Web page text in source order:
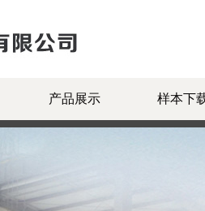
产品展示 样本下